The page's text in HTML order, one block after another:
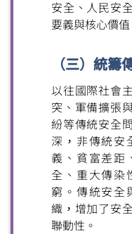
安全、人民安
要義與核心價值
（三）統
以往國際社會
突、軍備擴張
紛等傳統安全
深，非傳統安
義、貧富差距
全、重大傳染
窮。傳統安全
織，增加了安
聯動性。
掃一掃關注我們
微信